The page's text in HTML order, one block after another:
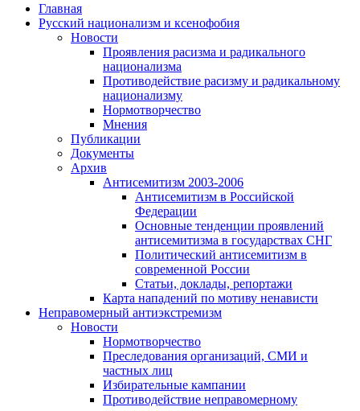
Главная
Русский национализм и ксенофобия
Новости
Проявления расизма и радикального
национализма
Противодействие расизму и радикальному
национализму
Нормотворчество
Мнения
Публикации
Документы
Архив
Антисемитизм 2003-2006
Антисемитизм в Российской
Федерации
Основные тенденции проявлений
антисемитизма в государствах СНГ
Политический антисемитизм в
современной России
Статьи, доклады, репортажи
Карта нападений по мотиву ненависти
Неправомерный антиэкстремизм
Новости
Нормотворчество
Преследования организаций, СМИ и
частных лиц
Избирательные кампании
Противодействие неправомерному